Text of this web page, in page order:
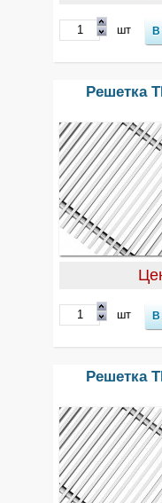
шт
Решетка
шт
Решетка